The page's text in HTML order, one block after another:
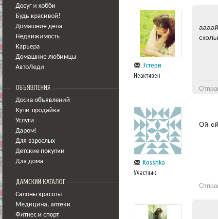
Досуг и хобби
Будь красивой!
Домашние дела
Недвижимость
Карьера
Домашние любимцы
АвтоЛеди
ОБЪЯВЛЕНИЯ
Доска объявлений
Купи-продайка
Услуги
Даром!
Для взрослых
Детские покупки
Для дома
ДАМСКИЙ КАТАЛОГ
Салоны красоты
Медицина, аптеки
Фитнес и спорт
Эстери
Неактивен
Kosshka
Участник
Ой-